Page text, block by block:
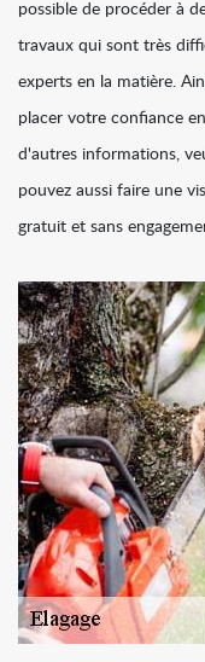
possible de procéder à
travaux qui sont très
experts en la matière.
placer votre confiance
d'autres informations,
pouvez aussi faire une
gratuit et sans